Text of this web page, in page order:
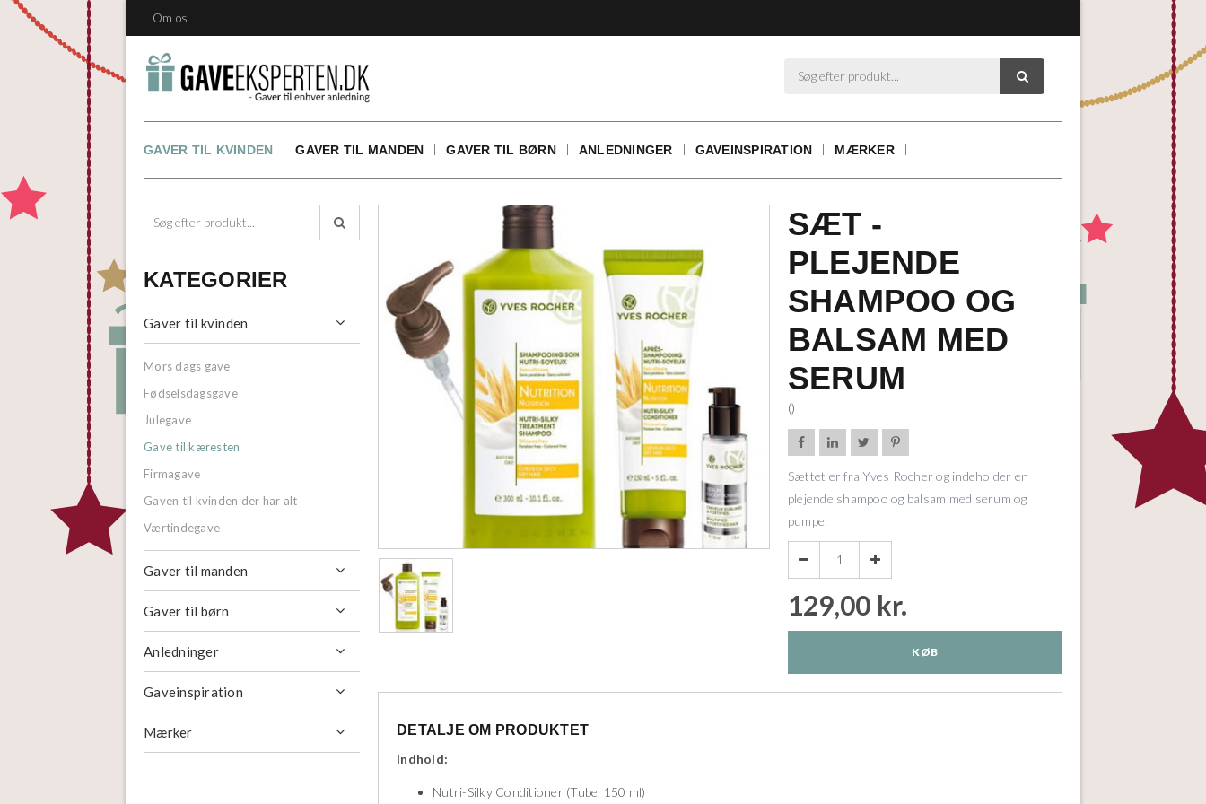
Om os

GAVER TIL KVINDEN GAVER TIL MANDEN GAVER TIL BØRN ANLEDNINGER GAVEINSPIRATION MÆRKER

KATEGORIER
Gaver til kvinden 
Mors dags gave
Fødselsdagsgave
Julegave
Gave til kæresten
Firmagave
Gaven til kvinden der har alt
Værtindegave
Gaver til manden 
Gaver til børn 
Anledninger 
Gaveinspiration 
Mærker 
SÆT -
PLEJENDE
SHAMPOO OG
BALSAM MED
SERUM
()
   
Sættet er fra Yves Rocher og indeholder en
plejende shampoo og balsam med serum og
pumpe.
 
129,00 kr.
KØB
DETALJE OM PRODUKTET
Indhold:
Nutri-Silky Conditioner (Tube, 150 ml)